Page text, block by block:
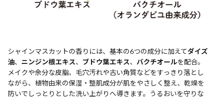
シャインマスカットの香りには、基本の6つの成分に加えてダイズ
油、 ニンジン根エキス、 ブドウ葉エキス、 バクチオールを配合。
メイクや余分な皮脂、毛穴汚れや古い角質などをすっきり落とし
ながら、植物由来の保湿・整肌成分が肌をやさしく整え、乾燥を
防いでしっとりとした洗い上がりへ導きます。うるおいを守りな